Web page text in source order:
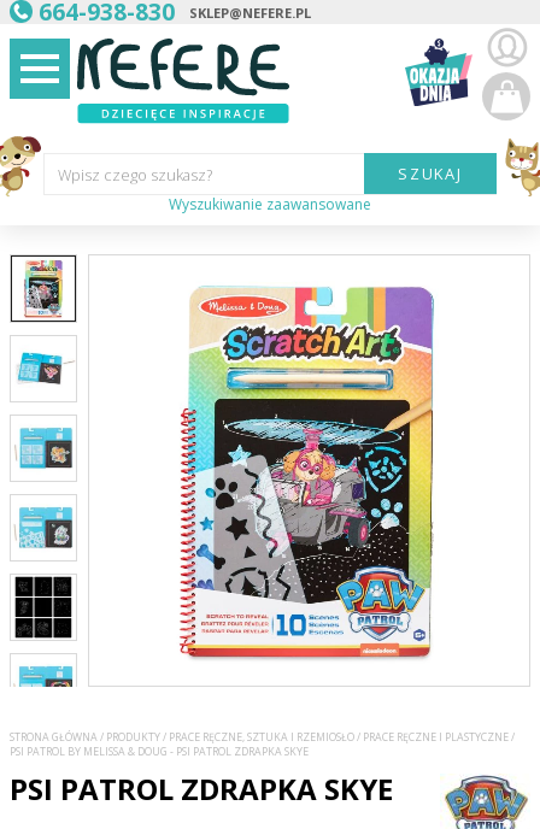
664-938-830 SKLEP@NEFERE.PL
Wpisz czego szukasz?
Płeć dziecka:
Cena od:
SZUKAJ
Wyszukiwanie zaawansowane
STRONA GŁÓWNA/ PRODUKTY/ PRACE RĘCZNE, SZTUKA I RZEMIOSŁO/ PRACE RĘCZNE I PLASTYCZNE/
PSI PATROL BY MELISSA & DOUG - PSI PATROL ZDRAPKA SKYE
PSI PATROL ZDRAPKA SKYE